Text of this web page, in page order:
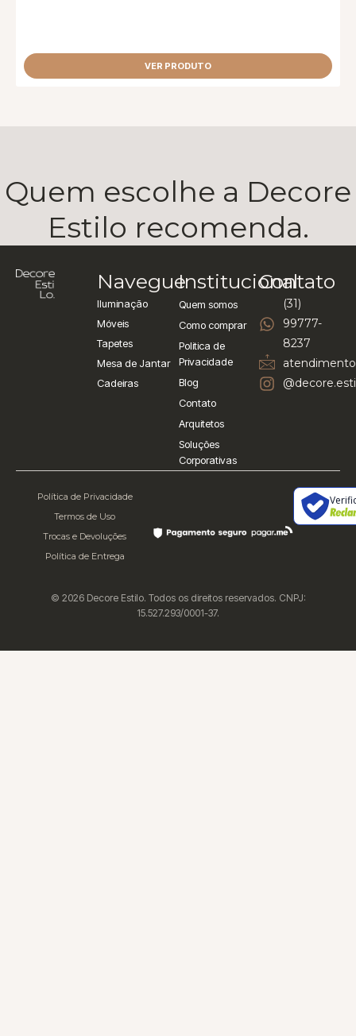
VER PRODUTO
Quem escolhe a Decore
Estilo recomenda.
Navegue
Iluminação
Móveis
Tapetes
Mesa de Jantar
Cadeiras
Institucional
Quem somos
Como comprar
Politica de
Privacidade
Blog
Contato
Arquitetos
Soluções
Corporativas
Contato
(31)
99777-
8237
Política de Privacidade
Termos de Uso
Trocas e Devoluções
Política de Entrega
© 2026 Decore Estilo. Todos os direitos reservados. CNPJ:
15.527.293/0001-37.